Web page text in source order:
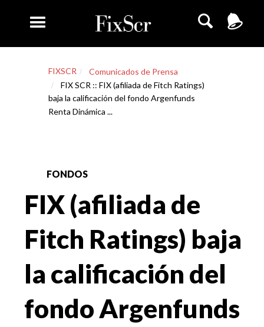
FIXSCR
Comunicados de Prensa
FIX SCR :: FIX (afiliada de Fitch Ratings)
baja la calificación del fondo Argenfunds
Renta Dinámica ...
FONDOS
FIX (afiliada de
Fitch Ratings) baja
la calificación del
fondo Argenfunds